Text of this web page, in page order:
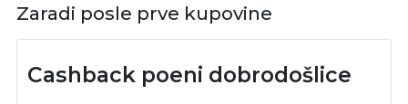
Zaradi posle prve kupovine
Cashback poeni dobrodošlice